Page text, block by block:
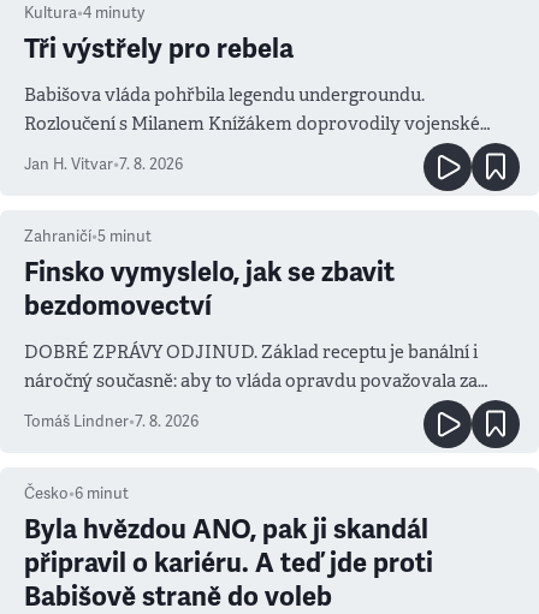
Kultura•4 minuty
Tři výstřely pro rebela
Babišova vláda pohřbila legendu undergroundu.
Rozloučení s Milanem Knížákem doprovodily vojenské
salvy i kritika pokrokářů
Jan H. Vitvar•7. 8. 2026
Zahraničí•5 minut
Finsko vymyslelo, jak se zbavit
bezdomovectví
DOBRÉ ZPRÁVY ODJINUD. Základ receptu je banální i
náročný současně: aby to vláda opravdu považovala za
prioritu
Tomáš Lindner•7. 8. 2026
Česko•6 minut
Byla hvězdou ANO, pak ji skandál
připravil o kariéru. A teď jde proti
Babišově straně do voleb